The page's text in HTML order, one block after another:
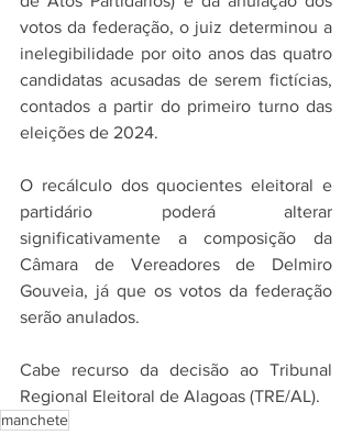
votos da federação, o juiz determinou a
inelegibilidade por oito anos das quatro
candidatas acusadas de serem fictícias,
contados a partir do primeiro turno das
eleições de 2024.
O recálculo dos quocientes eleitoral e
partidário poderá alterar
significativamente a composição da
Câmara de Vereadores de Delmiro
Gouveia, já que os votos da federação
serão anulados.
Cabe recurso da decisão ao Tribunal
Regional Eleitoral de Alagoas (TRE/AL).
manchete